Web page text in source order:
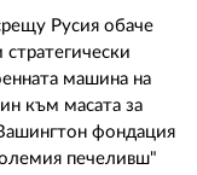
Русия обаче
стратегически
машина на
към масата за
фондация
печеливш"